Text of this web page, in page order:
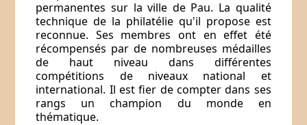
permanentes sur la ville de Pau. La qualité
technique de la philatélie qu'il propose est
reconnue. Ses membres ont en effet été
récompensés par de nombreuses médailles
de haut niveau dans différentes
compétitions de niveaux national et
international. Il est fier de compter dans ses
rangs un champion du monde en
thématique.